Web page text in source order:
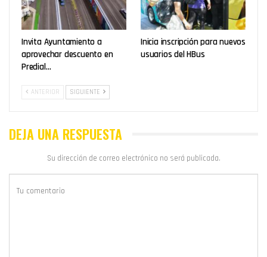
Invita Ayuntamiento a
aprovechar descuento en
Predial…
Inicia inscripción para nuevos
usuarios del HBus
ANTERIOR SIGUIENTE
DEJA UNA RESPUESTA
Su dirección de correo electrónico no será publicada.